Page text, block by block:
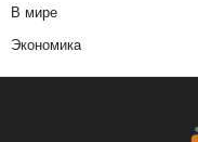
В мире
Экономика